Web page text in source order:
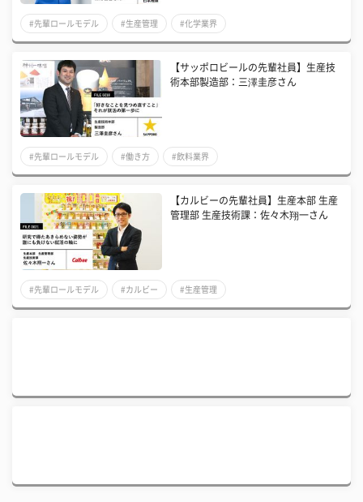
#先輩ロールモデル #生産管理 #化学業界
【サッポロビールの先輩社員】生産技
術本部製造部：三澤圭彦さん
#先輩ロールモデル #働き方 #飲料業界
【カルビーの先輩社員】生産本部 生産
管理部 生産技術課：佐々木翔一さん
#先輩ロールモデル #カルビー #生産管理